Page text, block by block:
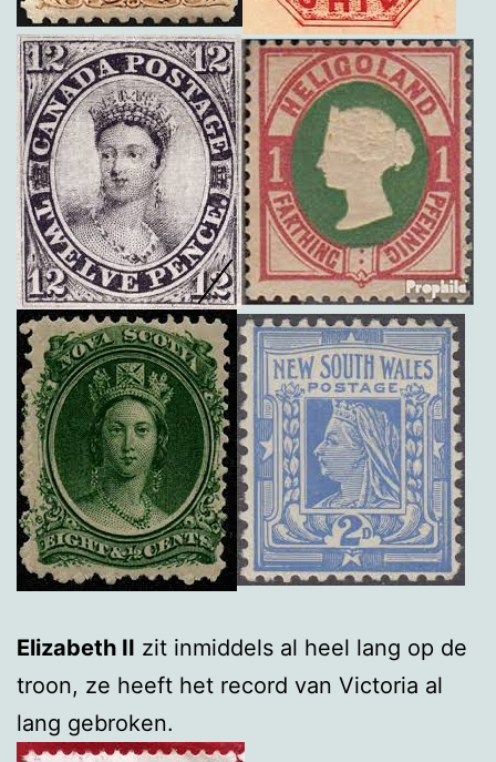
Elizabeth II zit inmiddels al heel lang op de
troon, ze heeft het record van Victoria al
lang gebroken.